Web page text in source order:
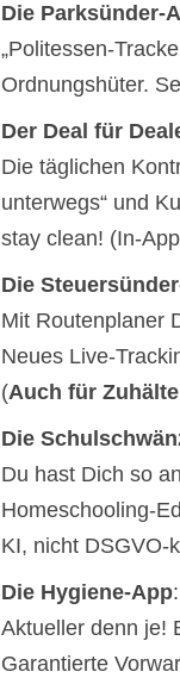
Die Parksünder-
„Politessen-
Ordnungshüter.
Der Deal für
Die täglichen
unterwegs“ und
stay clean! (In-
Die
Mit Routenplaner
Neues Live-
(Auch für
Die
Du hast Dich so
Homeschooling-
KI, nicht DSGVO-
Die Hygiene-App:
Aktueller denn je!
Garantierte